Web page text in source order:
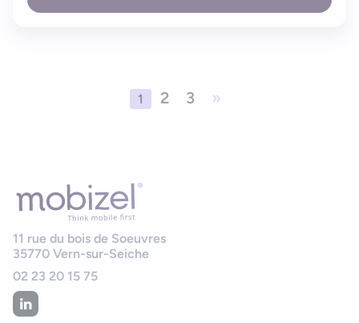
1 2 3 »
11 rue du bois de Soeuvres
35770 Vern-sur-Seiche
02 23 20 15 75